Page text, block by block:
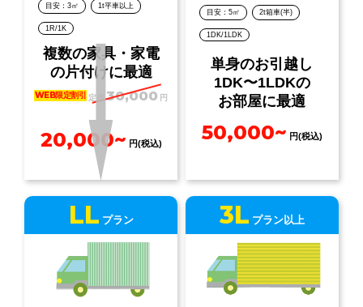
目安：3㎡ 1t平車以上
1R/1K
複数の家具・家電
の片付けに最適
WEB限定割引 定価 30,000 円
20,000~ 円(税込)
目安：5㎡ 2t箱車(半)
1DK/1LDK
単身のお引越し
1DK〜1LDKの
お部屋に最適
50,000~ 円(税込)
LL プラン 3L プラン以上